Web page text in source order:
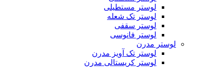
لوستر مستطیلی
لوستر تک شعله
لوستر سقفی
لوستر فانوسی
لوستر مدرن
لوستر تک آویز مدرن
لوستر کریستالی مدرن